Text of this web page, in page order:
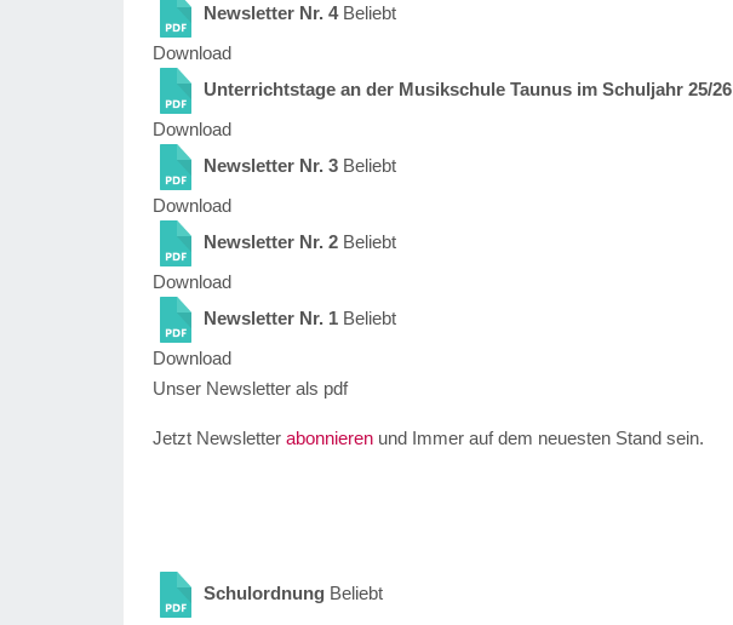
Newsletter Nr. 4 Beliebt
Download
Unterrichtstage an der Musikschule Taunus im Schuljahr 25/26
Download
Newsletter Nr. 3 Beliebt
Download
Newsletter Nr. 2 Beliebt
Download
Newsletter Nr. 1 Beliebt
Download
Unser Newsletter als pdf
Jetzt Newsletter abonnieren und Immer auf dem neuesten Stand sein.
Schulordnung Beliebt